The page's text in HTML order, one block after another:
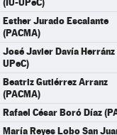
Esther Jurado Escalante
(PACMA)
José Javier Davía Herránz
UPeC)
Beatriz Gutiérrez Arranz
(PACMA)
Rafael César Boró Díaz
María Reyes Lobo San